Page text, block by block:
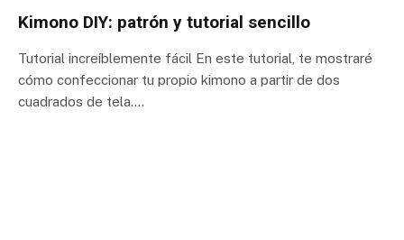
Kimono DIY: patrón y tutorial sencillo
Tutorial increíblemente fácil En este tutorial, te mostraré
cómo confeccionar tu propio kimono a partir de dos
cuadrados de tela.…